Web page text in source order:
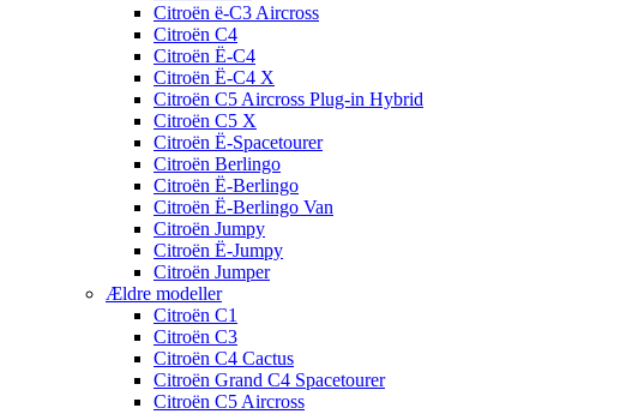
Citroën ë-C3 Aircross
Citroën C4
Citroën Ë-C4
Citroën Ë-C4 X
Citroën C5 Aircross Plug-in Hybrid
Citroën C5 X
Citroën Ë-Spacetourer
Citroën Berlingo
Citroën Ë-Berlingo
Citroën Ë-Berlingo Van
Citroën Jumpy
Citroën Ë-Jumpy
Citroën Jumper
Ældre modeller
Citroën C1
Citroën C3
Citroën C4 Cactus
Citroën Grand C4 Spacetourer
Citroën C5 Aircross